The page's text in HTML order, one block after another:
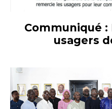
Communiqué
usagers